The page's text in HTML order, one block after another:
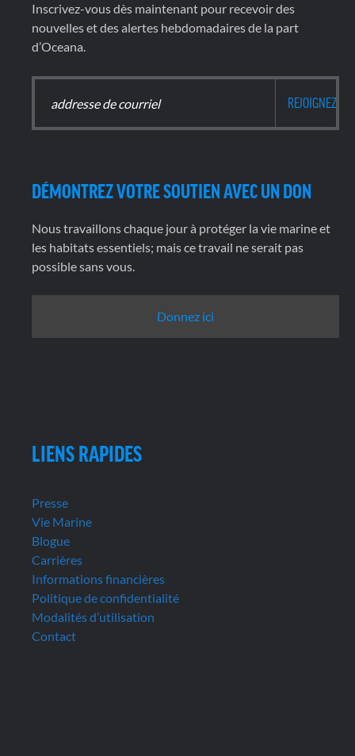
Inscrivez-vous dès maintenant pour recevoir des
nouvelles et des alertes hebdomadaires de la part
d’Oceana.
DÉMONTREZ VOTRE SOUTIEN AVEC UN DON
Nous travaillons chaque jour à protéger la vie marine et
les habitats essentiels; mais ce travail ne serait pas
possible sans vous.
Donnez ici
LIENS RAPIDES
Presse
Vie Marine
Blogue
Carrières
Informations financières
Politique de confidentialité
Modalités d’utilisation
Contact